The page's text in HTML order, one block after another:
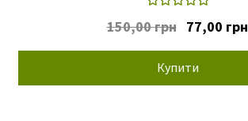
5.00
з 5
150,00грн Оригінальна
150,00 грн.
77,00 грн
Купити